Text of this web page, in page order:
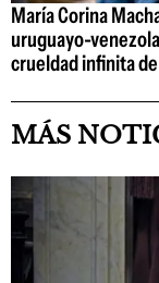
María Corina
uruguayo-
crueldad infinita
MÁS